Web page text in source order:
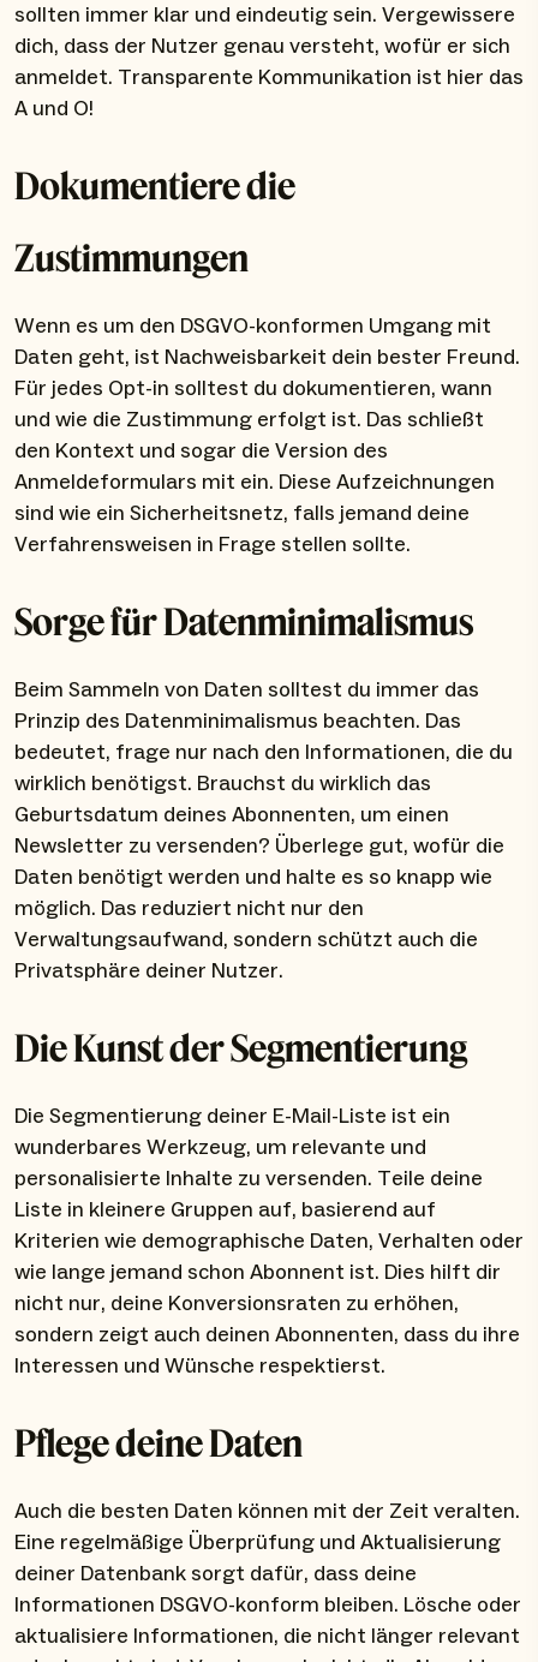
sollten immer klar und eindeutig sein. Vergewissere
dich, dass der Nutzer genau versteht, wofür er sich
anmeldet. Transparente Kommunikation ist hier das
A und O!
Dokumentiere die
Zustimmungen
Wenn es um den DSGVO-konformen Umgang mit
Daten geht, ist Nachweisbarkeit dein bester Freund.
Für jedes Opt-in solltest du dokumentieren, wann
und wie die Zustimmung erfolgt ist. Das schließt
den Kontext und sogar die Version des
Anmeldeformulars mit ein. Diese Aufzeichnungen
sind wie ein Sicherheitsnetz, falls jemand deine
Verfahrensweisen in Frage stellen sollte.
Sorge für Datenminimalismus
Beim Sammeln von Daten solltest du immer das
Prinzip des Datenminimalismus beachten. Das
bedeutet, frage nur nach den Informationen, die du
wirklich benötigst. Brauchst du wirklich das
Geburtsdatum deines Abonnenten, um einen
Newsletter zu versenden? Überlege gut, wofür die
Daten benötigt werden und halte es so knapp wie
möglich. Das reduziert nicht nur den
Verwaltungsaufwand, sondern schützt auch die
Privatsphäre deiner Nutzer.
Die Kunst der Segmentierung
Die Segmentierung deiner E-Mail-Liste ist ein
wunderbares Werkzeug, um relevante und
personalisierte Inhalte zu versenden. Teile deine
Liste in kleinere Gruppen auf, basierend auf
Kriterien wie demographische Daten, Verhalten oder
wie lange jemand schon Abonnent ist. Dies hilft dir
nicht nur, deine Konversionsraten zu erhöhen,
sondern zeigt auch deinen Abonnenten, dass du ihre
Interessen und Wünsche respektierst.
Pflege deine Daten
Auch die besten Daten können mit der Zeit veralten.
Eine regelmäßige Überprüfung und Aktualisierung
deiner Datenbank sorgt dafür, dass deine
Informationen DSGVO-konform bleiben. Lösche oder
aktualisiere Informationen, die nicht länger relevant